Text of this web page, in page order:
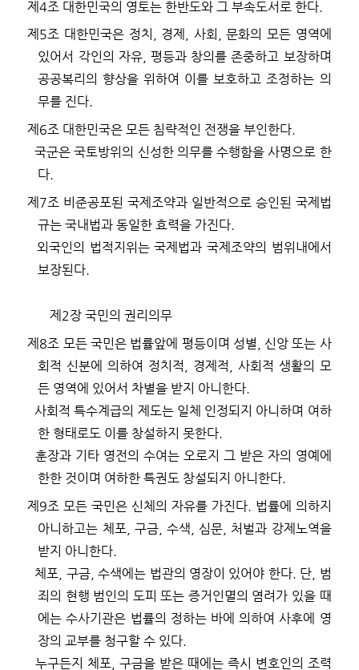
제4조 대한민국의 영토는 한반도와 그 부속도서로 한다
제 5조 대한민국은 정치 경제 사회 ,문화의 모든 영역에
있어서 각인의 자유, 평등과 창의를 존중하고 보장하며
공공복리의 향상을 위하여 이를 보호하고 조정하는 의
무를 진다.
제 6조 대한민국은 모든 침략적인 전쟁을 부인한다.
국군은 국토방위의 신성한 의무를 수행함을 사명으로 한
다.
제 7조 비준공포된 국제조약과 일반적으로 승인된 국제법
규는 국내법과 동일한 효력을 가진다
외국인의 법적지위는 국제법과 국제조약의 범위내에서
보장된다
제 2장 국민의 권리의무
제 8조 모든 국민은 법률앞에 평등이며 성별
신앙 또는 사
회적 신분에 의하여 정치적
경제적
사회적 생활의 모
든 영역에 있어서 차별을 받지 아니한다.
사회적 특수계급의 제도는 일체 인정되지 아니하며 여하
한 형태로도 이를 창설하지 못한다.
훈장과 기타 영전의 수여는 오로지 그 받은 자의 영예에
한한 것이며 여하한 특권도 창설되지 아니한다.
제 9조 모든 국민은 신체의 자유를 가진다. 법률에 의하지
아니하고는 체포
구금, 수색 심문 처벌과 강제노역을
받지 아니한다
체포
구금,수색에는 법관의 영장이 있어야 한다. 단 범
죄의 현행 범인의 도피 또는 증거인멸의 염려가 있을 때
에는 수사기관은 법률의 정하는 바에 의하여 사후에 영
장의 교부를 청구할 수 있다
누구든지 체포
,구금을 받은 때에는 즉시 변호인의 조력